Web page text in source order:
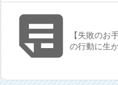
 【失敗のお
の行動に生